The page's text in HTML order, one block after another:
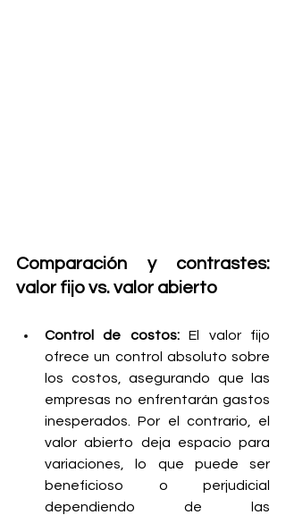
Comparación y contrastes:
valor fijo vs. valor abierto
Control de costos: El valor fijo
ofrece un control absoluto sobre
los costos, asegurando que las
empresas no enfrentarán gastos
inesperados. Por el contrario, el
valor abierto deja espacio para
variaciones, lo que puede ser
beneficioso o perjudicial
dependiendo de las